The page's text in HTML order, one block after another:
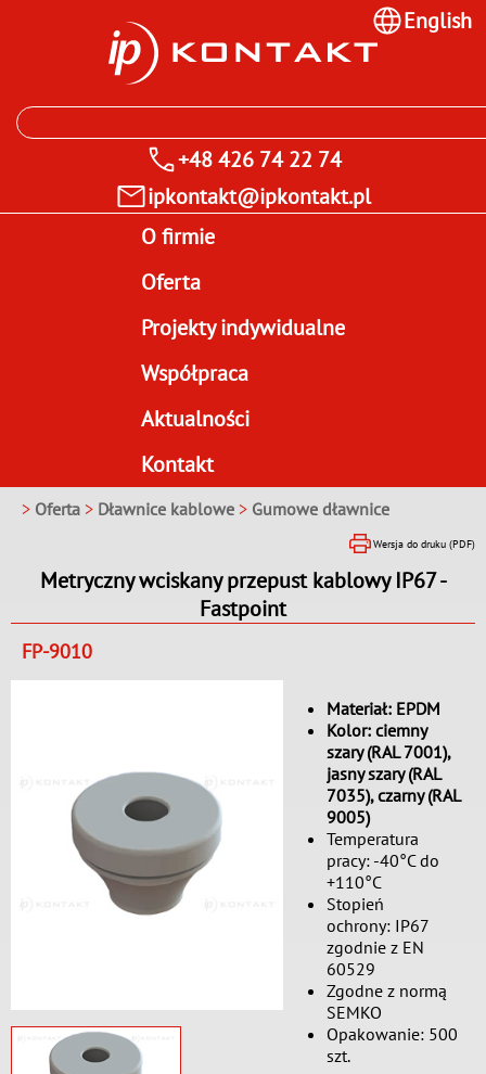
+48 426 74 22 74
ipkontakt@ipkontakt.pl
English
O firmie
Oferta
Projekty indywidualne
Współpraca
Aktualności
Kontakt
> Oferta > Dławnice kablowe > Gumowe dławnice
Wersja do druku (PDF)
Metryczny wciskany przepust kablowy IP67 -
Fastpoint
FP-9010
Materiał: EPDM
Kolor: ciemny
szary (RAL 7001),
jasny szary (RAL
7035), czarny (RAL
9005)
Temperatura
pracy: -40°C do
+110°C
Stopień
ochrony: IP67
zgodnie z EN
60529
Zgodne z normą
SEMKO
Opakowanie: 500
szt.